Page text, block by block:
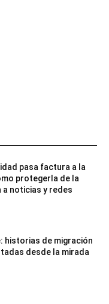
pasa factura a la
protegerla de la
noticias y redes
historias de migración
desde la mirada